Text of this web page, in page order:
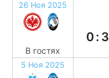
26 Ноя 2025
В гостях
0:3
5 Ноя 2025